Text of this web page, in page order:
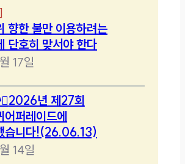
]
향한 불만 이용하려는
단호히 맞서야 한다
17일
2026년 제27회
어퍼레이드에
습니다!(26.06.13)
14일